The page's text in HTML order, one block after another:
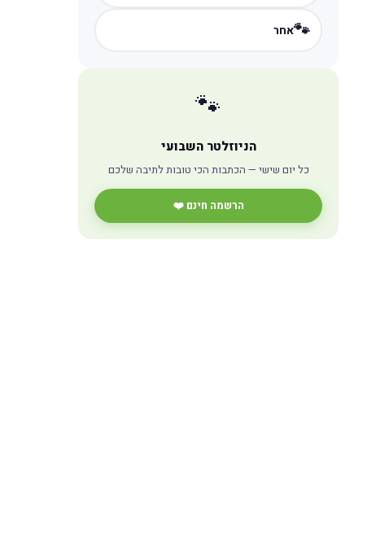
🐾אחר
🐾
הניוזלטר השבועי
כל יום שישי — הכתבות הכי טובות לתיבה שלכם
הרשמה חינם ❤️